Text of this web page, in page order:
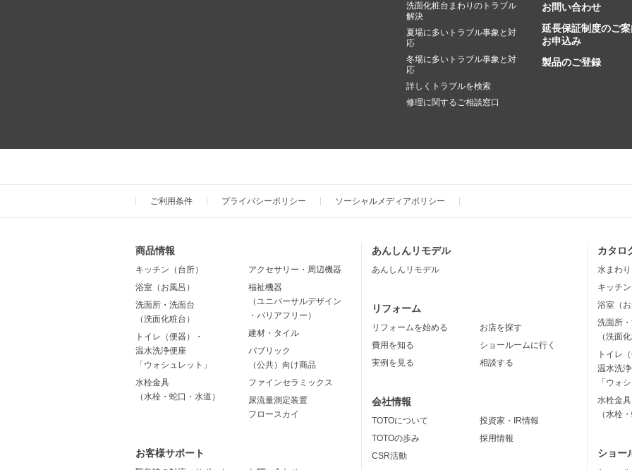
洗面化粧台まわりのトラブル
解決
夏場に多いトラブル事象と対
応
冬場に多いトラブル事象と対
応
詳しくトラブルを検索
修理に関するご相談窓口
お問い合わせ
延長保証制度のご
お申込み
製品のご登録
ご利用条件 プライバシーポリシー ソーシャルメディアポリシー
商品情報
キッチン（台所）
浴室（お風呂）
洗面所・洗面台
（洗面化粧台）
トイレ（便器）・
温水洗浄便座
「ウォシュレット」
水栓金具
（水栓・蛇口・水道）
アクセサリー・周辺機器
福祉機器
（ユニバーサルデザイン
・バリアフリー）
建材・タイル
パブリック
（公共）向け商品
ファインセラミックス
尿流量測定装置
フロースカイ
お客様サポート
あんしんリモデル
あんしんリモデル
リフォーム
リフォームを始める
費用を知る
実例を見る
お店を探す
ショールームに行く
相談する
会社情報
TOTOについて
TOTOの歩み
CSR活動
投資家・IR情報
採用情報
カタロ
水まわ
キッチ
浴室（
洗面所
（洗面
トイレ
温水洗
「ウォ
水栓金具
（水栓
ショー